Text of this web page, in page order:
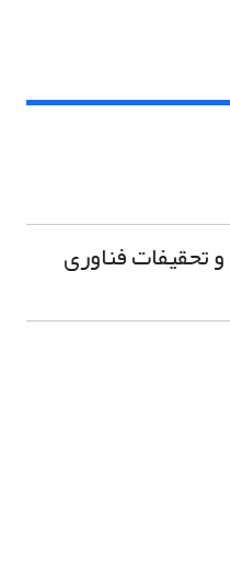
تحقیفات فناوری